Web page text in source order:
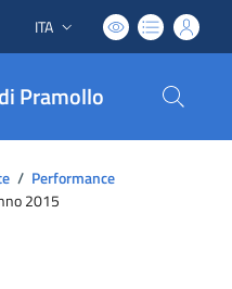
Lingua attiva:
ITA
Pramollo
/ Performance
2015